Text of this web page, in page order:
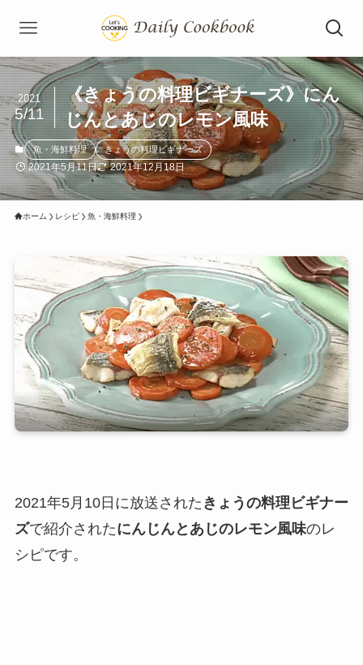
《きょうの料理ビギナーズ》にん
じんとあじのレモン風味
2021
5/11
魚・海鮮料理 きょうの料理ビギナーズ
2021年5月11日 2021年12月18日
ホーム レシピ 魚・海鮮料理
2021年5月10日に放送された きょうの料理ビギナー
ズで紹介されたにんじんとあじのレモン風味のレ
シピです。